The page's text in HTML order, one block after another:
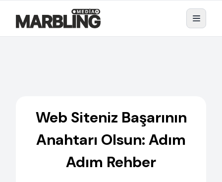
Web Siteniz Başarının
Anahtarı Olsun: Adım
Adım Rehber